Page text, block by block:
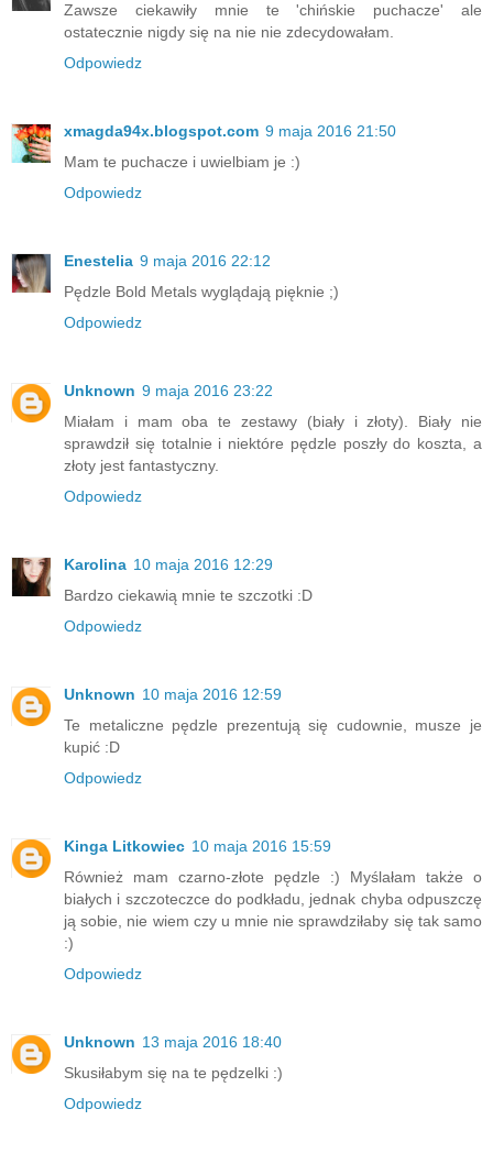
Zawsze ciekawiły mnie te 'chińskie puchacze' ale
ostatecznie nigdy się na nie nie zdecydowałam.
Odpowiedz
xmagda94x.blogspot.com 9 maja 2016 21:50
Mam te puchacze i uwielbiam je :)
Odpowiedz
Enestelia 9 maja 2016 22:12
Pędzle Bold Metals wyglądają pięknie ;)
Odpowiedz
Unknown 9 maja 2016 23:22
Miałam i mam oba te zestawy (biały i złoty). Biały nie
sprawdził się totalnie i niektóre pędzle poszły do koszta, a
złoty jest fantastyczny.
Odpowiedz
Karolina 10 maja 2016 12:29
Bardzo ciekawią mnie te szczotki :D
Odpowiedz
Unknown 10 maja 2016 12:59
Te metaliczne pędzle prezentują się cudownie, musze je
kupić :D
Odpowiedz
Kinga Litkowiec 10 maja 2016 15:59
Również mam czarno-złote pędzle :) Myślałam także o
białych i szczoteczce do podkładu, jednak chyba odpuszczę
ją sobie, nie wiem czy u mnie nie sprawdziłaby się tak samo
:)
Odpowiedz
Unknown 13 maja 2016 18:40
Skusiłabym się na te pędzelki :)
Odpowiedz